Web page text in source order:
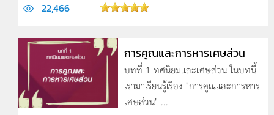
22,466
การคูณและการหารเศษส่วน
บทที่ 1 ทศนิยมและเศษส่วน ในบทนี้
เรามาเรียนรู้เรื่อง "การคูณและการหาร
เศษส่วน" ...